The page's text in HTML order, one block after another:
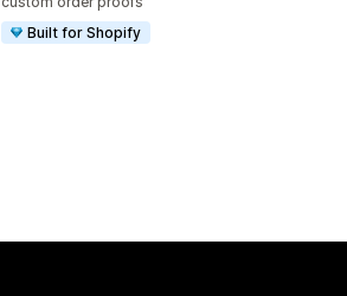
Built for Shopify